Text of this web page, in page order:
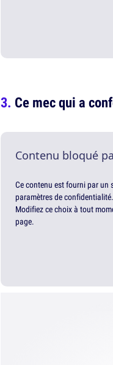
Ce mec qui a
Contenu bloqué
Ce contenu est fourni par un
paramètres de confidentialité.
Modifiez ce choix à tout
page.